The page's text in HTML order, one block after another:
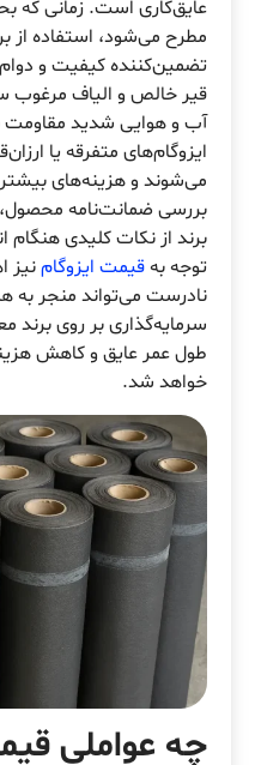
عایق‌کاری است. زمانی که
مطرح می‌شود، استفاده از
تضمین‌کننده کیفیت و دوام
قیر خالص و الیاف مرغوب
آب و هوایی شدید مقاومت
ایزوگام‌های متفرقه یا
می‌شوند و هزینه‌های
بررسی ضمانت‌نامه
برند از نکات کلیدی
توجه بهقیمت ایزوگامنیز
نادرست می‌تواند منجر به
سرمایه‌گذاری بر روی
طول عمر عایق و کاهش
خواهد شد.
چه عواملی